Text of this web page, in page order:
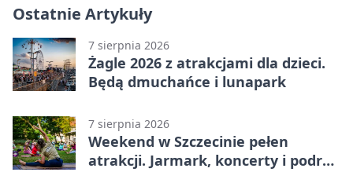
Ostatnie Artykuły
7 sierpnia 2026
Żagle 2026 z atrakcjami dla dzieci.
Będą dmuchańce i lunapark
7 sierpnia 2026
Weekend w Szczecinie pełen
atrakcji. Jarmark, koncerty i podróż